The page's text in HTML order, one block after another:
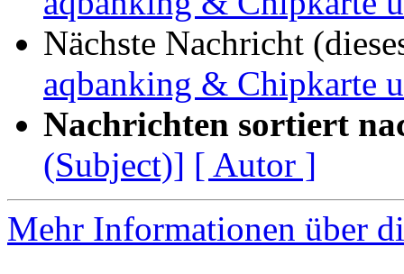
Nächste Nachricht
aqbanking & Chipkarte
Nachrichten sortiert
(Subject)] [ Autor ]
Mehr Informationen über